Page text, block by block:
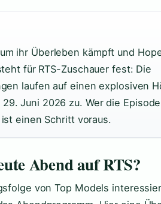
ihr Überleben kämpft und
für RTS-Zuschauer fest: Die
laufen auf einen explosiven
Juni 2026 zu. Wer die
einen Schritt voraus.
Abend auf RTS?
von Top Models